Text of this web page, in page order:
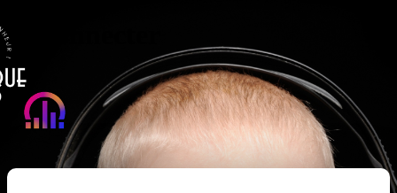
Se connecter
Atypique RADIO